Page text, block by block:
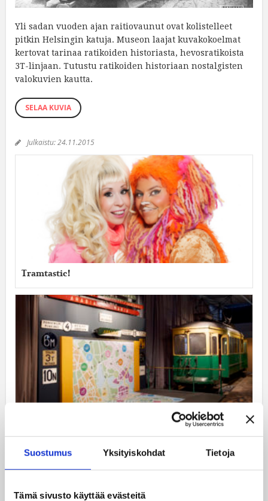
Suostumus Yksityiskohdat Tietoja
Tämä sivusto käyttää evästeitä
Yli sadan vuoden ajan raitiovaunut ovat kolistelleet
pitkin Helsingin katuja. Museon laajat kuvakokoelmat
kertovat tarinaa ratikoiden historiasta, hevosratikoista
3T-linjaan. Tutustu ratikoiden historiaan nostalgisten
valokuvien kautta.
SELAA KUVIA
 Julkaistu:24.11.2015
Tramtastic!